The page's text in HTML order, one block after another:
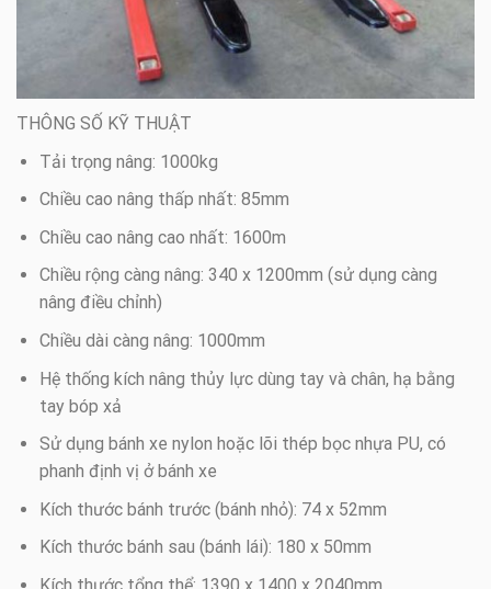
THÔNG SỐ KỸ THUẬT
Tải trọng nâng: 1000kg
Chiều cao nâng thấp nhất: 85mm
Chiều cao nâng cao nhất: 1600m
Chiều rộng càng nâng: 340 x 1200mm (sử dụng càng
nâng điều chỉnh)
Chiều dài càng nâng: 1000mm
Hệ thống kích nâng thủy lực dùng tay và chân, hạ bằng
tay bóp xả
Sử dụng bánh xe nylon hoặc lõi thép bọc nhựa PU, có
phanh định vị ở bánh xe
Kích thước bánh trước (bánh nhỏ): 74 x 52mm
Kích thước bánh sau (bánh lái): 180 x 50mm